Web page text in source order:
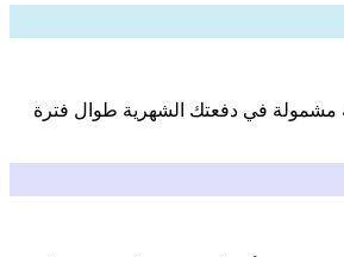
مشمولة في دفعتك الشهرية طوال فترة